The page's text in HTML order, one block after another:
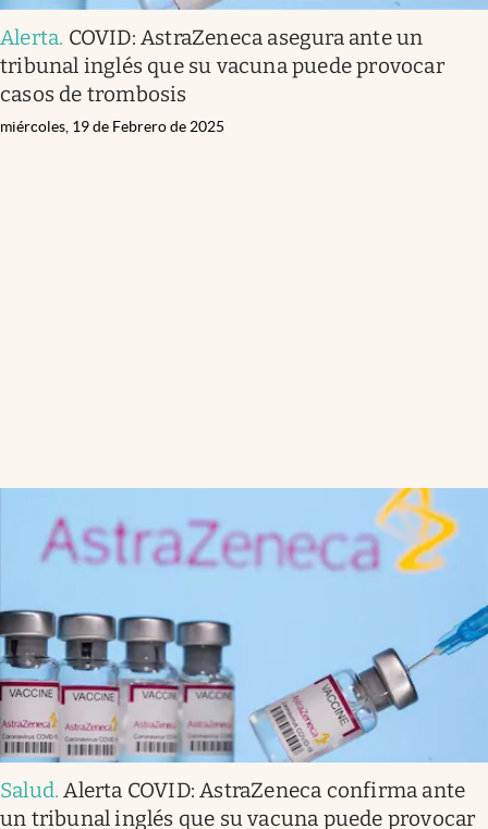
Alerta. COVID: AstraZeneca asegura ante un
tribunal inglés que su vacuna puede provocar
casos de trombosis
miércoles, 19 de Febrero de 2025
Salud.Alerta COVID: AstraZeneca confirma ante
un tribunal inglés que su vacuna puede provocar